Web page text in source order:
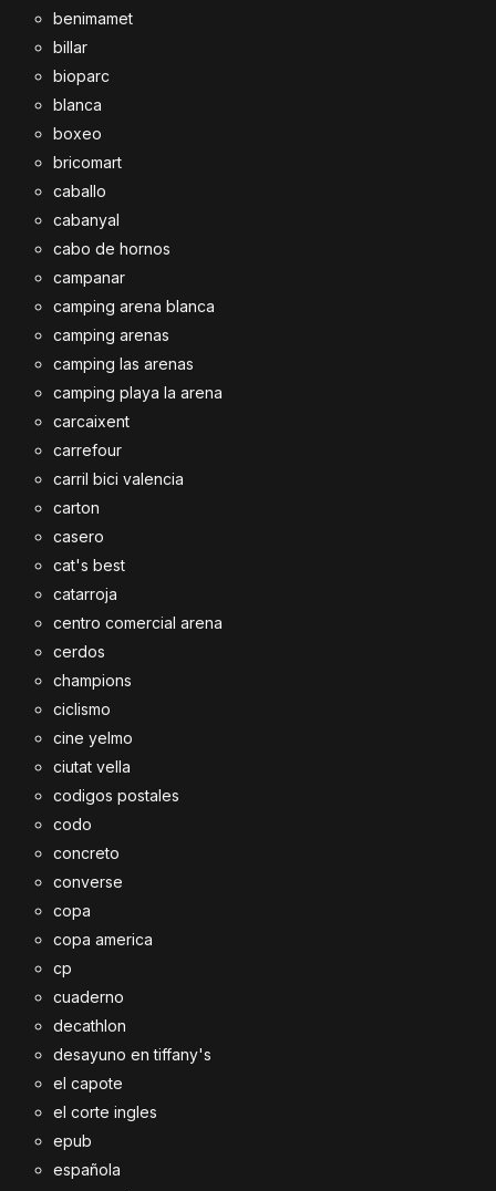
benimamet
billar
bioparc
blanca
boxeo
bricomart
caballo
cabanyal
cabo de hornos
campanar
camping arena blanca
camping arenas
camping las arenas
camping playa la arena
carcaixent
carrefour
carril bici valencia
carton
casero
cat's best
catarroja
centro comercial arena
cerdos
champions
ciclismo
cine yelmo
ciutat vella
codigos postales
codo
concreto
converse
copa
copa america
cp
cuaderno
decathlon
desayuno en tiffany's
el capote
el corte ingles
epub
española